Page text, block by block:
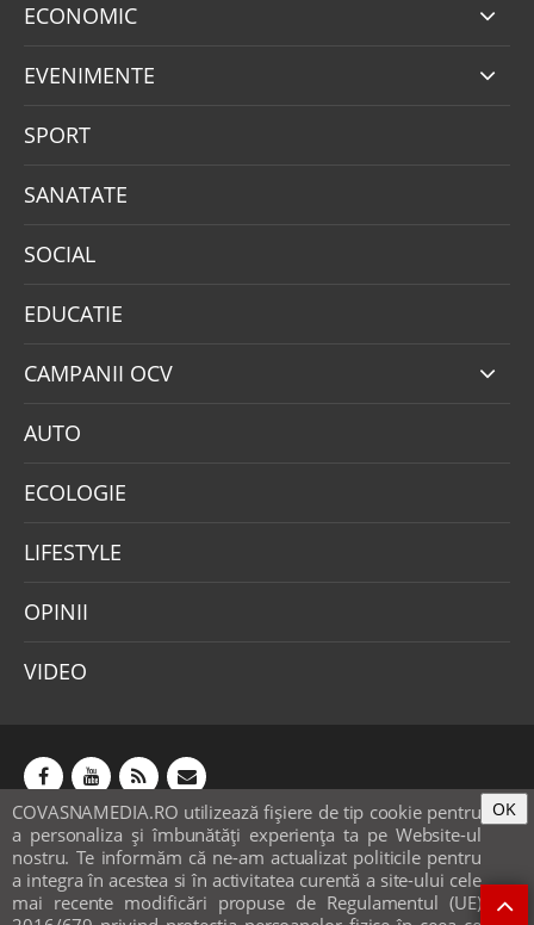
ECONOMIC
EVENIMENTE
SPORT
SANATATE
SOCIAL
EDUCATIE
CAMPANII OCV
AUTO
ECOLOGIE
LIFESTYLE
OPINII
VIDEO
COVASNAMEDIA.RO utilizează fişiere de tip cookie pentru
a personaliza și îmbunătăți experiența ta pe Website-ul
nostru. Te informăm că ne-am actualizat politicile pentru
a integra în acestea si în activitatea curentă a site-ului cele
mai recente modificări propuse de Regulamentul (UE)
OK
Abonamente Publicitate
Mica publicitate
Contact
Sondaje
POLITICA COOKIE-URI & GDPR
© covasnamedia.ro. Website bysofthost.